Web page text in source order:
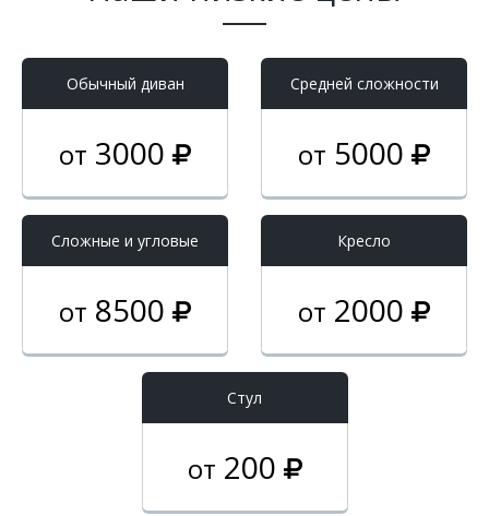
Обычный диван
от 3000
Средней сложности
от 5000
Cложные и угловые
от 8500
Кресло
от 2000
Стул
от 200